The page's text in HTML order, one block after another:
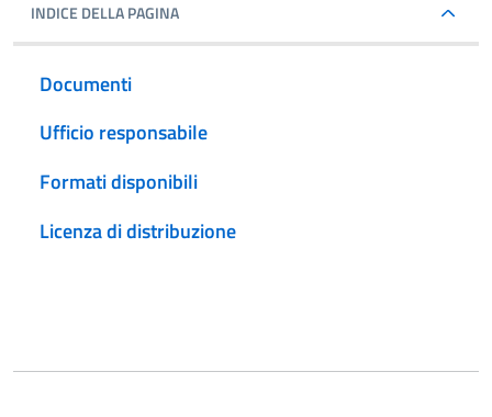
INDICE DELLA PAGINA
Documenti
Ufficio responsabile
Formati disponibili
Licenza di distribuzione